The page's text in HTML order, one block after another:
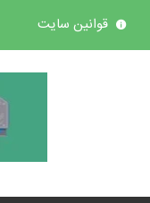
قوانین سایت